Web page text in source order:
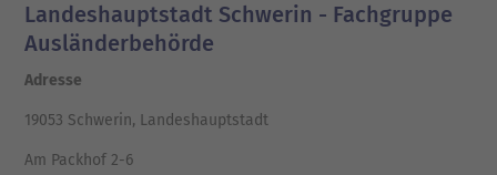
Landeshauptstadt Schwerin - Fachgruppe
Ausländerbehörde
Adresse
19053 Schwerin, Landeshauptstadt
Am Packhof 2-6